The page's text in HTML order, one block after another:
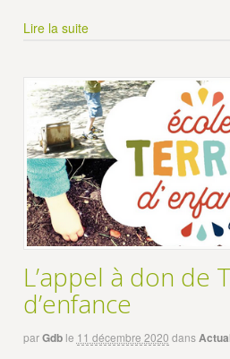
Lire la suite
L’appel à don de
d’enfance
parGdb le 11 décembre 2020 dans